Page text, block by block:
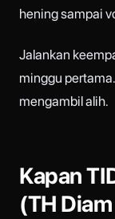
hening sampai
Jalankan
minggu
mengambil alih.
Kapan
(TH